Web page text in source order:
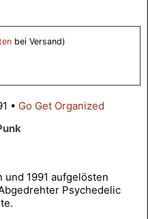
bei Versand)
• Go Get Organized
und 1991 aufgelösten
Psychedelic